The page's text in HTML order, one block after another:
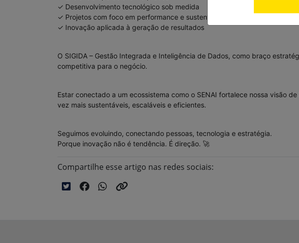
✓ Desenvolvimento tecnológico sob medida
✓ Projetos com foco em performance e sustentabilidade
✓ Inovação aplicada à geração de resultados
O SIGIDA – Gestão Integrada e Inteligência de Dados, como braço
competitiva para o negócio.
Estar conectado a um ecossistema como o SENAI fortalece nossa visão
vez mais sustentáveis, escaláveis e eficientes.
Seguimos evoluindo, conectando pessoas, tecnologia e estratégia.
Porque inovação não é tendência. É direção. 🚀
Compartilhe esse artigo nas redes sociais: